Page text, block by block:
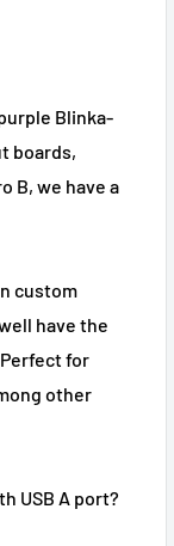
Blinka-
boards,
B, we have a
custom
have the
for
other
USB A port?